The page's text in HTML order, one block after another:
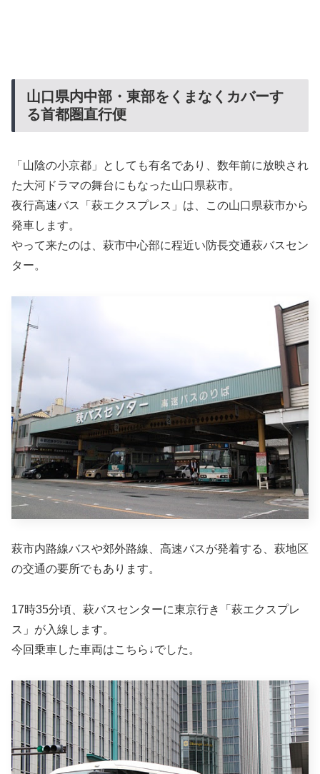
山口県内中部・東部をくまなくカバーす
る首都圏直行便
「山陰の小京都」としても有名であり、数年前に放映され
た大河ドラマの舞台にもなった山口県萩市。
夜行高速バス「萩エクスプレス」は、この山口県萩市から
発車します。
やって来たのは、萩市中心部に程近い防長交通萩バスセン
ター。
萩市内路線バスや郊外路線、高速バスが発着する、萩地区
の交通の要所でもあります。
17時35分頃、萩バスセンターに東京行き「萩エクスプレ
ス」が入線します。
今回乗車した車両はこちら↓でした。